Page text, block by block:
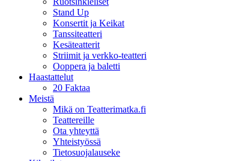
Stand Up
Konsertit ja Keikat
Tanssiteatteri
Kesäteatterit
Striimit ja verkko-teatteri
Ooppera ja baletti
Haastattelut
20 Faktaa
Meistä
Mikä on Teatterimatka.fi
Teattereille
Ota yhteyttä
Yhteistyössä
Tietosuojalauseke